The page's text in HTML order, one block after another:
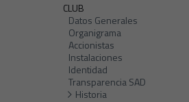
CLUB
Datos Generales
Organigrama
Accionistas
Instalaciones
Identidad
Transparencia SAD
Historia